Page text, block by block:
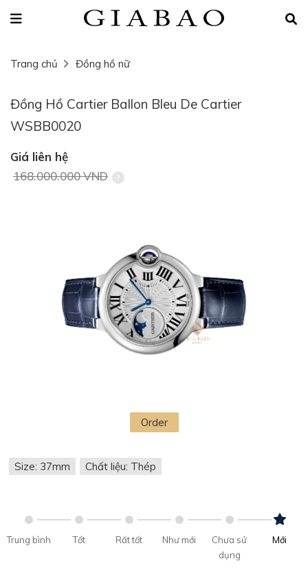
Trang chủ Đồng hồ nữ
Đồng Hồ Cartier Ballon Bleu De Cartier
WSBB0020
Giá liên hệ
168.000.000 VND
Order
Size: 37mm Chất liệu: Thép
Trung bình Tốt Rất tốt Như mới
Chưa sử
dụng
Mới